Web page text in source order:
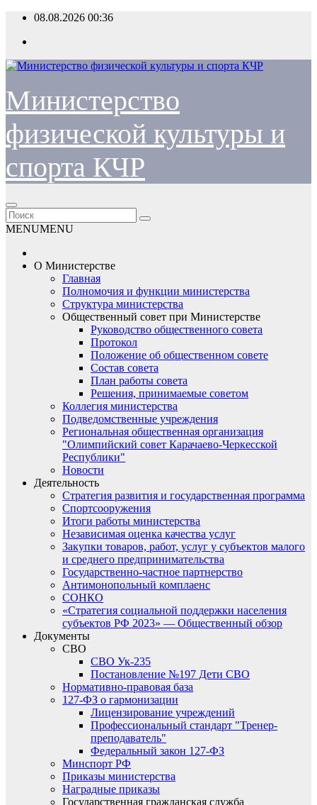
Перейти
содержимому
08.08.2026 00:36
Министерство
физической культуры и
спорта КЧР
MENUMENU
О Министерстве
Главная
Полномочия и функции министерства
Структура министерства
Общественный совет при Министерстве
Руководство общественного совета
Протокол
Положение об общественном совете
Состав совета
План работы совета
Решения, принимаемые советом
Коллегия министерства
Подведомственные учреждения
Региональная общественная организация
"Олимпийский совет Карачаево-Черкесской
Республики"
Новости
Деятельность
Стратегия развития и государственная программа
Спортсооружения
Итоги работы министерства
Независимая оценка качества услуг
Закупки товаров, работ, услуг у субъектов малого
и среднего предпринимательства
Государственно-частное партнерство
Антимонопольный комплаенс
СОНКО
«Стратегия социальной поддержки населения
субъектов РФ 2023» — Общественный обзор
Документы
СВО
СВО Ук-235
Постановление №197 Дети СВО
Нормативно-правовая база
127-ФЗ о гармонизации
Лицензирование учреждений
Профессиональный стандарт "Тренер-
преподаватель"
Федеральный закон 127-ФЗ
Минспорт РФ
Приказы министерства
Наградные приказы
Государственная гражданская служба